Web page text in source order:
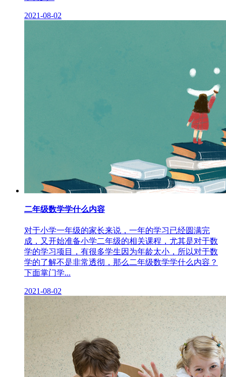
2021-08-02
二年级数学学什么内容
对于小学一年级的家长来说，一年的学习已经圆满完
成，又开始准备小学二年级的相关课程，尤其是对于数
学的学习项目，有很多学生因为年龄太小，所以对于数
学的了解不是非常透彻，那么二年级数学学什么内容？
下面掌门学...
2021-08-02